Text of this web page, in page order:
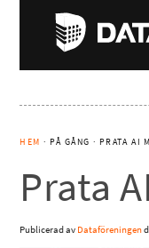
HEM · PÅ GÅNG · PRATA AI
Prata
Publicerad av Dataföreningen